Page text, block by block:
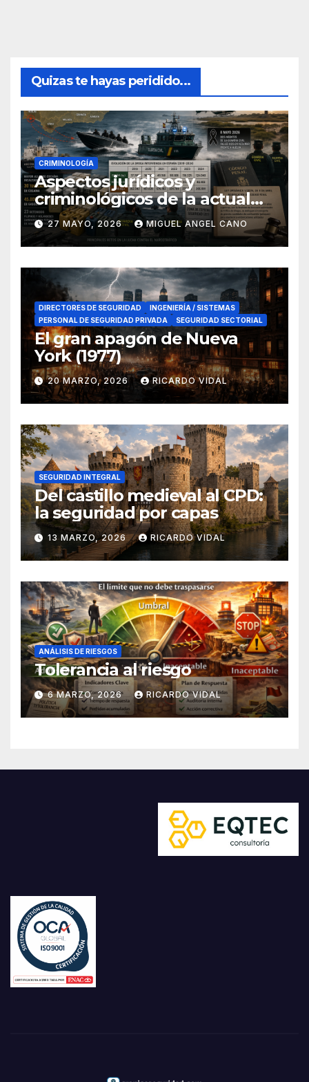
Quizas te hayas peridido...
CRIMINOLOGÍA
Aspectos jurídicos y
criminológicos de la actual
lucha contra el narcotráfico
en el sur de España
27 MAYO, 2026 MIGUEL ANGEL CANO
DIRECTORES DE SEGURIDAD
INGENIERÍA / SISTEMAS
PERSONAL DE SEGURIDAD PRIVADA
SEGURIDAD SECTORIAL
El gran apagón de Nueva
York (1977)
20 MARZO, 2026 RICARDO VIDAL
SEGURIDAD INTEGRAL
Del castillo medieval al CPD:
la seguridad por capas
13 MARZO, 2026 RICARDO VIDAL
ANÁLISIS DE RIESGOS
Tolerancia al riesgo
6 MARZO, 2026 RICARDO VIDAL